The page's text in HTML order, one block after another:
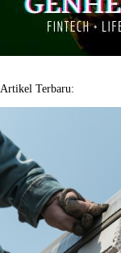
Artikel Terbaru: